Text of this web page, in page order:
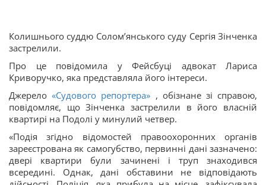
Колишнього суддю Солом’янського суду Сергія Зінченка
застрелили.
Про це повідомила у Фейсбуці адвокат Лариса
Криворучко, яка представляла його інтереси.
Джерело«Судового репортера» , обізнане зі справою,
повідомляє, що Зінченка застрелили в його власній
квартирі на Подолі у минулий четвер.
«Подія згідно відомостей правоохоронних органів
зареєстрована як самогубство, первинні дані зазначено:
двері квартири були зачинені і труп знаходився
всередині. Однак, дані обставини не відповідають